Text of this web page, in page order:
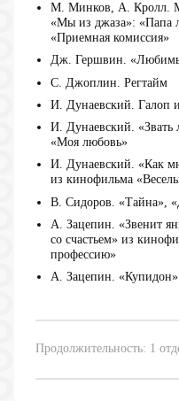
М. Минков, А. Кролл.
«Мы из джаза»: «Папа
«Приемная комиссия»
Дж. Гершвин.
С. Джоплин. Регтайм
И. Дунаевский. Галоп
И. Дунаевский. «Звать
«Моя любовь»
И. Дунаевский. «Как
из кинофильма
В. Сидоров. «Тайна»,
А. Зацепин. «Звенит
со счастьем» из
профессию»
А. Зацепин.
Продолжительность: 1